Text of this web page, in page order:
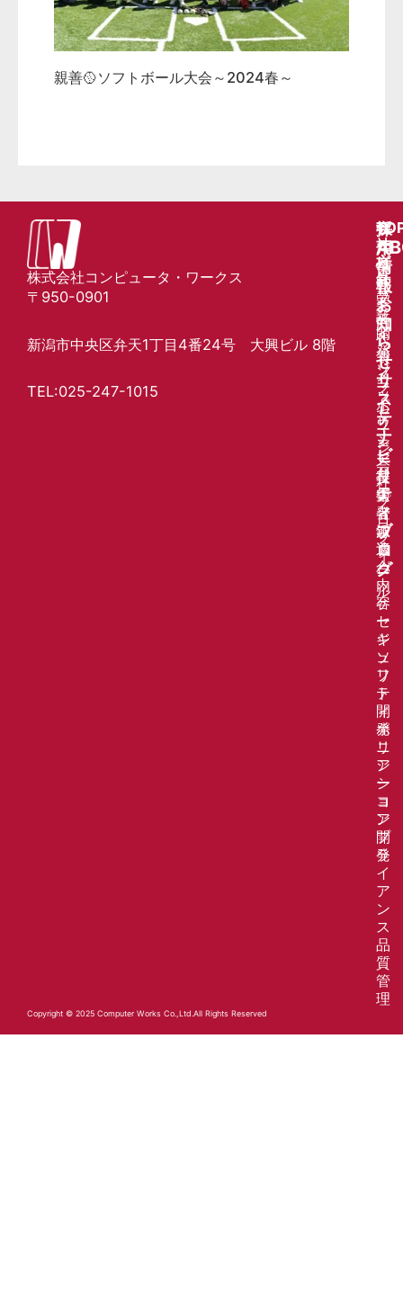
親善🥎ソフトボール大会～2024春～
株式会社コンピュータ・ワークス
〒950-0901
新潟市中央区弁天1丁目4番24号 大興ビル 8階
TEL:025-247-1015
会
社
案
内
代
表
メ
ッ
セ
ー
ジ
会
社
プ
ロ
フ
ィ
ー
ル
サ
ー
ビ
ス
受
託
開
発
ソ
フ
ト
ウ
ェ
ア
技
術
者
派
遣
パ
ッ
ケ
ー
ジ
ソ
フ
ト
開
発
ニ
ア
シ
ョ
ア
開
発
会
社
方
針
プ
ラ
イ
バ
シ
ー
ポ
リ
シ
ー
審
査
登
録
適
合
内
容
セ
キ
ュ
リ
テ
ィ
ポ
リ
シ
ー
コ
ン
プ
ラ
イ
ア
ン
ス
品
質
管
理
採
用
情
報
お
知
ら
せ
サ
ス
テ
ナ
ビ
リ
テ
ィ
ブ
ロ
グ
Copyright © 2025 Computer Works Co.,Ltd.All Rights Reserved